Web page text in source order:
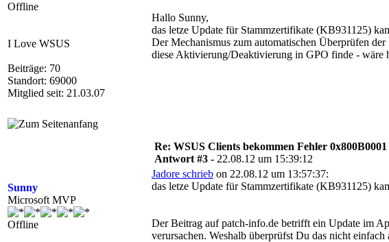
Offline
I Love WSUS
Beiträge: 70
Standort: 69000
Mitglied seit: 21.03.07
Hallo Sunny,
das letze Update für Stammzertifikate (KB931125)
Der Mechanismus zum automatischen Überprüfen
diese Aktivierung/Deaktivierung in GPO finde - wäre
Sunny
Microsoft MVP
Offline
Re: WSUS Clients bekommen Fehler 0x800B0001
Antwort #3 - 22.08.12 um 15:39:12
Jadore schrieb on 22.08.12 um 13:57:37:
das letze Update für Stammzertifikate (KB931125)
Der Beitrag auf patch-info.de betrifft ein Update im
verursachen. Weshalb überprüfst Du das nicht